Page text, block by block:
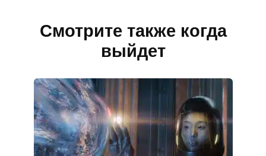
Смотрите также когда
выйдет